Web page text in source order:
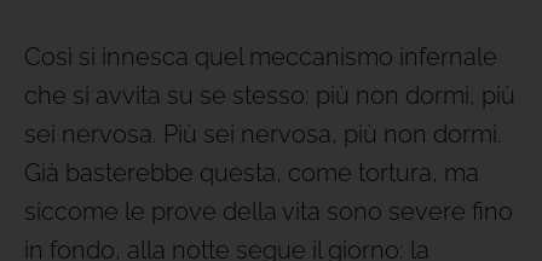
Così si innesca quel meccanismo infernale
che si avvita su se stesso: più non dormi, più
sei nervosa. Più sei nervosa, più non dormi.
Già basterebbe questa, come tortura, ma
siccome le prove della vita sono severe fino
in fondo, alla notte segue il giorno: la